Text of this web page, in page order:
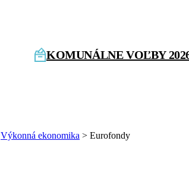
KOMUNÁLNE VOĽBY
Výkonná ekonomika > Eurofondy